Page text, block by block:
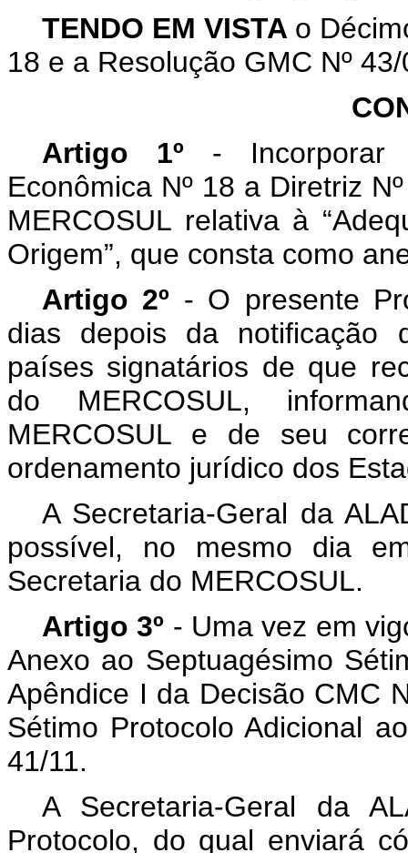
TENDO EM VISTA o
18 e a Resolução GMC Nº
Artigo 1º - Incorporar
Econômica Nº 18 a Diretriz
MERCOSUL relativa à
Origem”, que consta como
Artigo 2º - O presente
dias depois da notificação
países signatários de que
do MERCOSUL,
MERCOSUL e de seu
ordenamento jurídico dos
A Secretaria-Geral da
possível, no mesmo dia
Secretaria do MERCOSUL.
Artigo 3º - Uma vez em
Anexo ao Septuagésimo
Apêndice I da Decisão CMC
Sétimo Protocolo Adicional
41/11.
A Secretaria-Geral da
Protocolo, do qual enviará